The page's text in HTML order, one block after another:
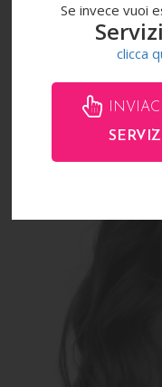
Se invece vuoi
clicca